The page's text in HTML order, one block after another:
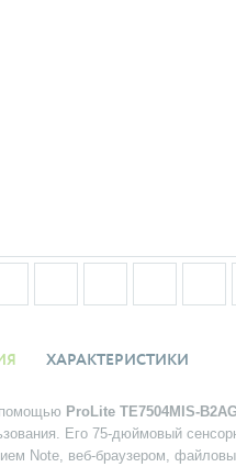
ХАРАКТЕРИСТИКИ
ProLite TE7504MIS-
Его 75-дюймовый
Note, веб-браузером,